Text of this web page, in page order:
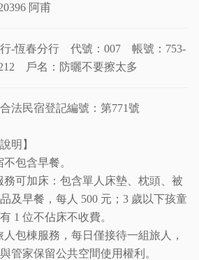
阿甫
-恆春分行 代號：007 帳號：753-
戶名：防曬不要擦太多
法民宿登記編號：第771號
明】
不包含早餐。
務可加床：包含單人床墊、枕頭、被
及早餐，每人 500 元；3 歲以下孩童
1 位不佔床不收費。
人包棟服務，每日僅接待一組旅人，
管家保留公共空間使用權利。